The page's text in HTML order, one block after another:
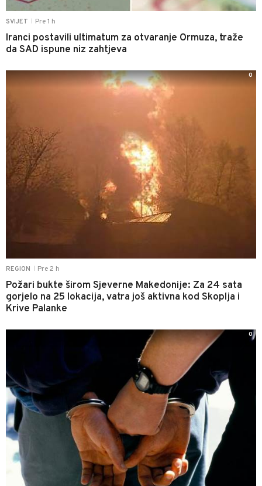
SVIJET Pre 1 h
Iranci postavili ultimatum za otvaranje Ormuza, traže
da SAD ispune niz zahtjeva
REGION Pre 2 h
Požari bukte širom Sjeverne Makedonije: Za 24 sata
gorjelo na 25 lokacija, vatra još aktivna kod Skoplja i
Krive Palanke
0
0